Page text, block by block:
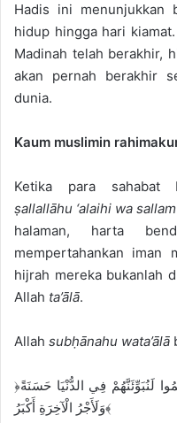
Hadis ini menunjukkan
hidup hingga hari
Madinah telah berakhir,
akan pernah berakhir
dunia.
Kaum muslimin
Ketika para sahabat
ṣallallāhu ‘alaihi wa sallam
halaman, harta
mempertahankan iman
hijrah mereka bukanlah
Allah ta’ālā.
Allah subḥānahu wata’ālā
﴿وَالَّذِينَ هَاجَرُوا فِي اللَّهِ مِنْ بَعْدِ مَا ظُلِمُوا لَنُبَوِّئَنَّهُمْ فِي الدُّنْيَا حَسَنَةً
وَلَأَجْرُ الْآخِرَةِ أَكْبَرُ﴾